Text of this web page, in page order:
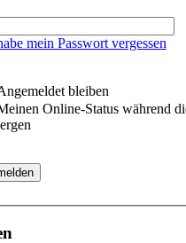
mein Passwort vergessen
bleiben
Online-Status während